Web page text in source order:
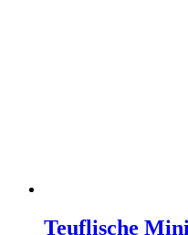
Teuflische